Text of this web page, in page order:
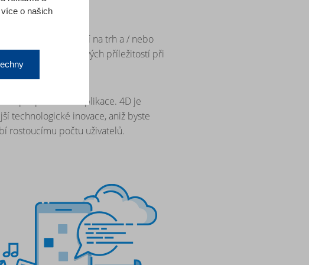
doby uvedení na trh a / nebo
hodnoty a nových příležitostí při
přizpůsobené aplikace. 4D je
technologické inovace, aniž byste
rostoucímu počtu uživatelů.
o našich